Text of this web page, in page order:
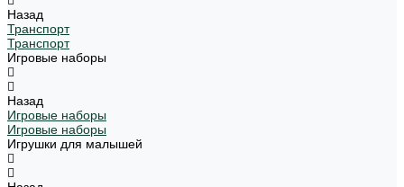
Назад
Транспорт
Транспорт
Игровые наборы
Назад
Игровые наборы
Игровые наборы
Игрушки для малышей